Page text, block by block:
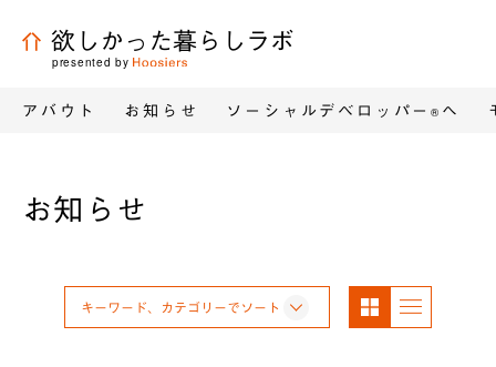
欲しかった暮らしラボ
presented by
アバウト お知らせ ソーシャルデベロッパー® へ
お知らせ
キーワード、カテゴリーでソート
パネ
ル表
リス
ト表